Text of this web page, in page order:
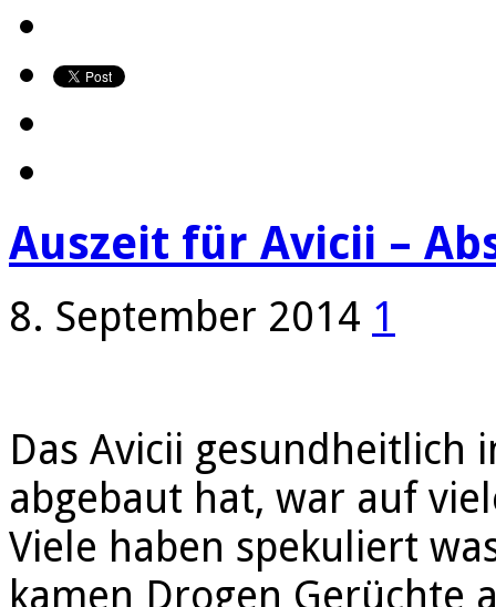
Auszeit für Avicii –
8. September 2014 1
Das Avicii
abgebaut hat, war auf
Viele haben spekuliert
kamen Drogen